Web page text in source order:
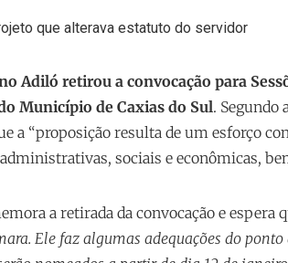
Adiló retirou a convocação para
Município de Caxias do Sul. Segundo
a “proposição resulta de um esforço
sociais e econômicas,
a retirada da convocação e espera
Ele faz algumas adequações do